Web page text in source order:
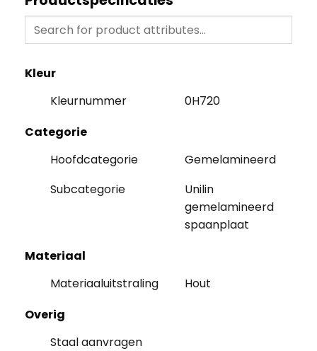
Kleur
Kleurnummer
0H720
Categorie
Hoofdcategorie
Gemelamineerd
Subcategorie
Unilin
gemelamineerd
spaanplaat
Materiaal
Materiaaluitstraling
Hout
Overig
Staal aanvragen